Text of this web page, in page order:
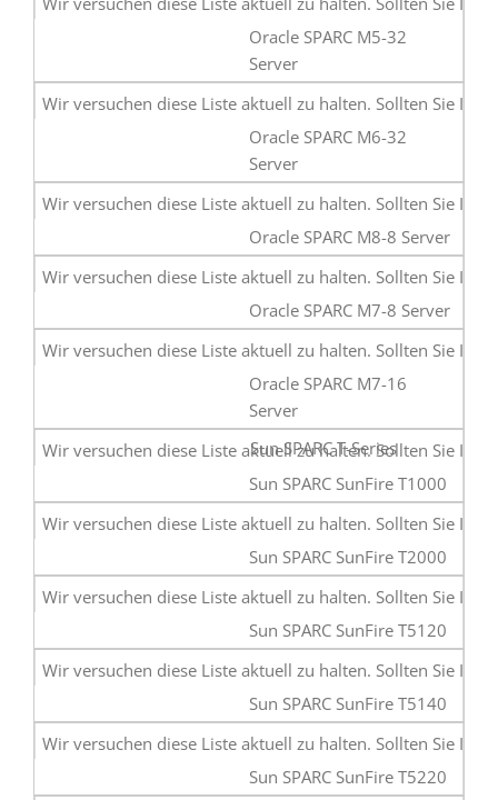
Oracle SPARC M5-32
Server
Oracle SPARC M6-32
Server
Oracle SPARC M8-8 Server
Oracle SPARC M7-8 Server
Oracle SPARC M7-16
Server
Sun SPARC T-Series
Sun SPARC SunFire T1000
Sun SPARC SunFire T2000
Sun SPARC SunFire T5120
Sun SPARC SunFire T5140
Sun SPARC SunFire T5220